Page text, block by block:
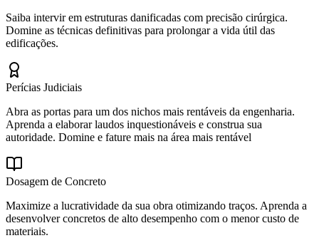
Saiba intervir em estruturas danificadas com precisão cirúrgica.
Domine as técnicas definitivas para prolongar a vida útil das
edificações.
Perícias Judiciais
Abra as portas para um dos nichos mais rentáveis da engenharia.
Aprenda a elaborar laudos inquestionáveis e construa sua
autoridade. Domine e fature mais na área mais rentável
Dosagem de Concreto
Maximize a lucratividade da sua obra otimizando traços. Aprenda a
desenvolver concretos de alto desempenho com o menor custo de
materiais.